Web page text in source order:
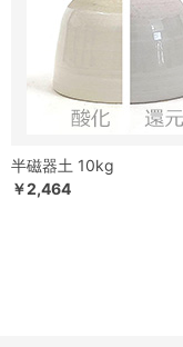
半磁器土 10kg
￥2,464